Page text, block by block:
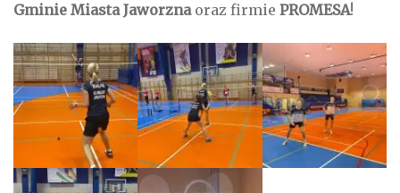
Gminie Miasta Jaworznaoraz firmie PROMESA!